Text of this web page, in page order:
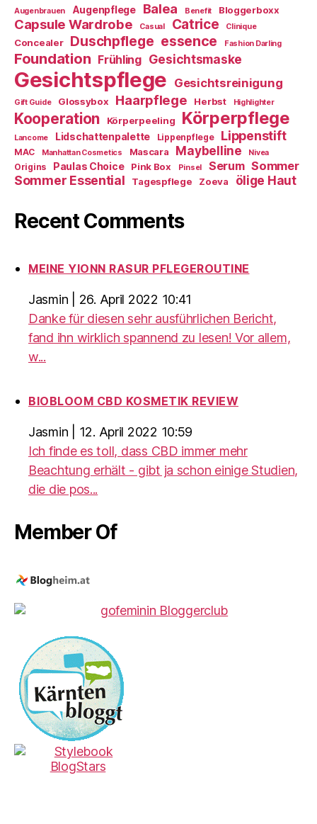
Augenbrauen Augenpflege Balea Benefit Bloggerboxx
Capsule Wardrobe Casual Catrice Clinique
Concealer Duschpflege essence Fashion Darling
Foundation Frühling Gesichtsmaske
Gesichtspflege Gesichtsreinigung
Gift Guide Glossybox Haarpflege Herbst Highlighter
Kooperation Körperpeeling Körperpflege
Lancome Lidschattenpalette Lippenpflege Lippenstift
MAC Manhattan Cosmetics Mascara Maybelline Nivea
Origins Paulas Choice Pink Box Pinsel Serum Sommer
Sommer Essential Tagespflege Zoeva ölige Haut
Recent Comments
MEINE YIONN RASUR PFLEGEROUTINE
Jasmin
26. April 2022 10:41
Danke für diesen sehr ausführlichen Bericht,
fand ihn wirklich spannend zu lesen! Vor allem,
w...
BIOBLOOM CBD KOSMETIK REVIEW
Jasmin
12. April 2022 10:59
Ich finde es toll, dass CBD immer mehr
Beachtung erhält - gibt ja schon einige Studien,
die die pos...
Member Of